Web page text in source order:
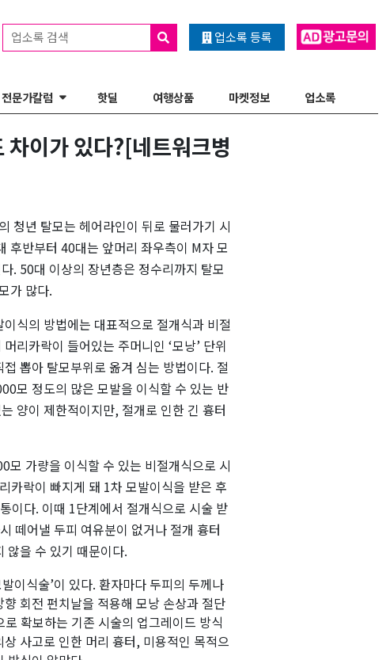
업소록 등록
업소록 검색
전문가칼럼 핫딜 여행상품 마켓정보 업소록
이가 있다?[네트워크병
청년 탈모는 헤어라인이 뒤로 물러가기 시
후반부터 40대는 앞머리 좌우측이 M자 모
. 50대 이상의 장년층은 정수리까지 탈모
가 많다.
식의 방법에는 대표적으로 절개식과 비절
리카락이 들어있는 주머니인 ‘모낭’ 단위
뽑아 탈모부위로 옮겨 심는 방법이다. 절
모 정도의 많은 모발을 이식할 수 있는 반
양이 제한적이지만, 절개로 인한 긴 흉터
가량을 이식할 수 있는 비절개식으로 시
카락이 빠지게 돼 1차 모발이식을 받은 후
이다. 이때 1단계에서 절개식으로 시술 받
떼어낼 두피 여유분이 없거나 절개 흉터
않을 수 있기 때문이다.
이식술’이 있다. 환자마다 두피의 두께나
회전 펀치날을 적용해 모낭 손상과 절단
확보하는 기존 시술의 업그레이드 방식
사고로 인한 머리 흉터, 미용적인 목적으